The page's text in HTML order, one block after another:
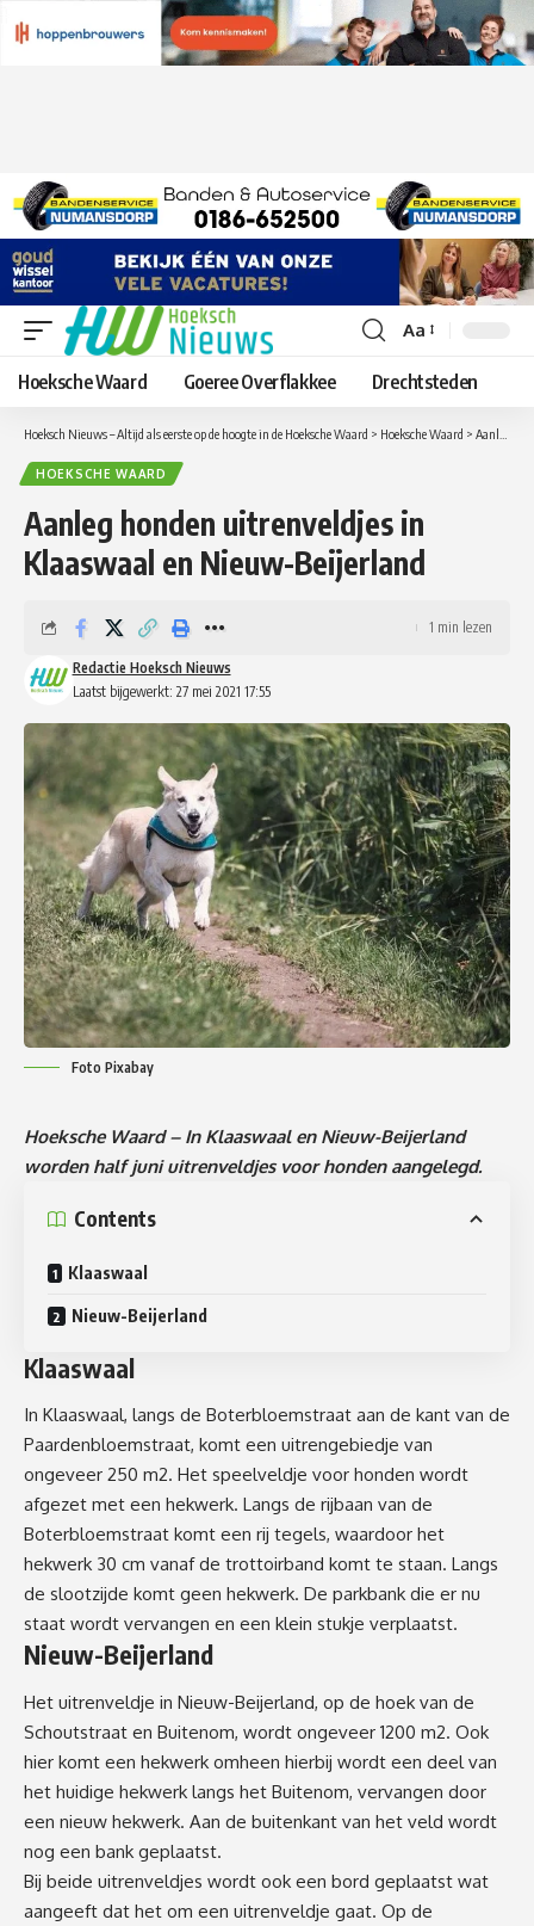
Lettergrootte
aanpassen
Aa
Hoeksche Waard Goeree Overflakkee Drechtsteden
Hoeksch Nieuws – Altijd als eerste op de hoogte in de Hoeksche Waard > Hoeksche Waard > Aanleg honden uitrenveldjes in Klaaswaal en Nieuw-Beijerland
HOEKSCHE WAARD
Aanleg honden uitrenveldjes in
Klaaswaal en Nieuw-Beijerland
Laatst bijgewerkt: 27 mei 2021 17:55
Redactie Hoeksch Nieuws
1 min lezen
Foto Pixabay
Hoeksche Waard – In Klaaswaal en Nieuw-Beijerland
worden half juni uitrenveldjes voor honden aangelegd.
Contents
Klaaswaal
Nieuw-Beijerland
Klaaswaal
In Klaaswaal, langs de Boterbloemstraat aan de kant van de
Paardenbloemstraat, komt een uitrengebiedje van
ongeveer 250 m2. Het speelveldje voor honden wordt
afgezet met een hekwerk. Langs de rijbaan van de
Boterbloemstraat komt een rij tegels, waardoor het
hekwerk 30 cm vanaf de trottoirband komt te staan. Langs
de slootzijde komt geen hekwerk. De parkbank die er nu
staat wordt vervangen en een klein stukje verplaatst.
Nieuw-Beijerland
Het uitrenveldje in Nieuw-Beijerland, op de hoek van de
Schoutstraat en Buitenom, wordt ongeveer 1200 m2. Ook
hier komt een hekwerk omheen hierbij wordt een deel van
het huidige hekwerk langs het Buitenom, vervangen door
een nieuw hekwerk. Aan de buitenkant van het veld wordt
nog een bank geplaatst.
Bij beide uitrenveldjes wordt ook een bord geplaatst wat
aangeeft dat het om een uitrenveldje gaat. Op de